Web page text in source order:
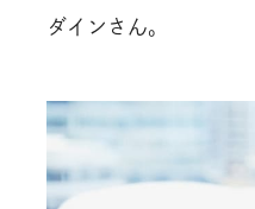
ダインさん。